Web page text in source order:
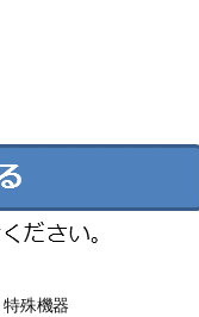
特殊機器